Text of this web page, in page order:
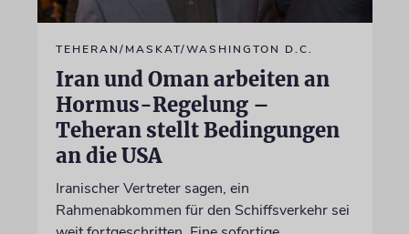
TEHERAN/MASKAT/WASHINGTON D.C.
Iran und Oman arbeiten an
Hormus-Regelung –
Teheran stellt Bedingungen
an die USA
Iranischer Vertreter sagen, ein
Rahmenabkommen für den Schiffsverkehr sei